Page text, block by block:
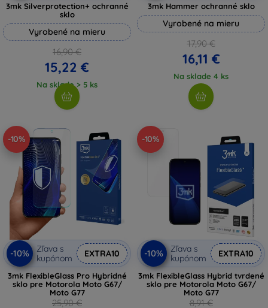
3mk Silverprotection+ ochranné
sklo
Vyrobené na mieru
16,90 €
15,22 €
Na sklade > 5 ks
3mk Hammer ochranné sklo
Vyrobené na mieru
17,90 €
16,11 €
Na sklade 4 ks
-10%
-10%
Zľava s
kupónom
EXTRA10
3mk FlexibleGlass Pro Hybridné
sklo pre Motorola Moto G67/
Moto G77
25,90 €
-10%
-10%
Zľava s
kupónom
EXTRA10
3mk FlexibleGlass Hybrid tvrdené
sklo pre Motorola Moto G67/
Moto G77
8,91 €